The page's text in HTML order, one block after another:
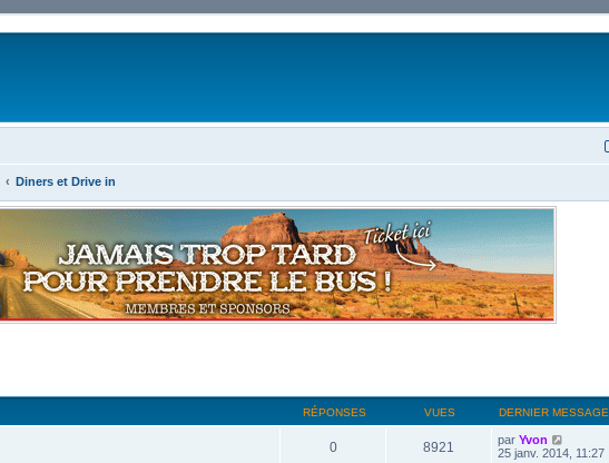
Diners et Drive in
RÉPONSES VUES DERNIER MESSAGE
0 8921 par Yvon
25 janv. 2014, 11:27